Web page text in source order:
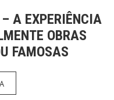
A EXPERIÊNCIA
OBRAS
FAMOSAS